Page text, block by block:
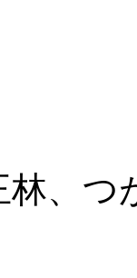
、つ